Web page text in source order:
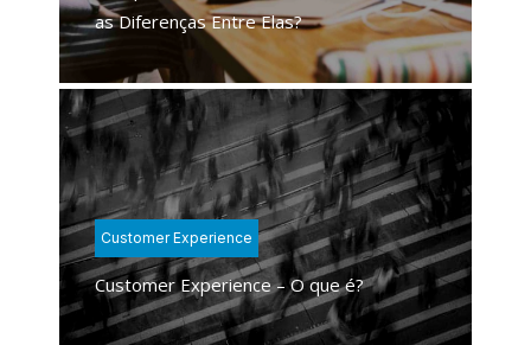
as Diferenças Entre Elas?
Customer Experience
Customer Experience – O que é?